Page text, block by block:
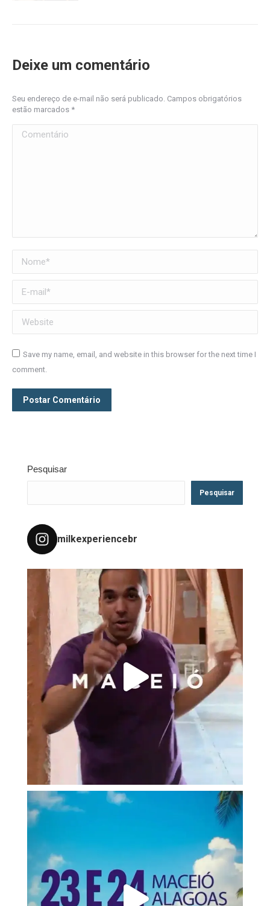
Deixe um comentário
Seu endereço de e-mail não será publicado. Campos obrigatórios
estão marcados *
Comentário
Nome *
E-mail *
Website
Save my name, email, and website in this browser for the next time I
comment.
Postar Comentário
Pesquisar
Pesquisar
milkexperiencebr